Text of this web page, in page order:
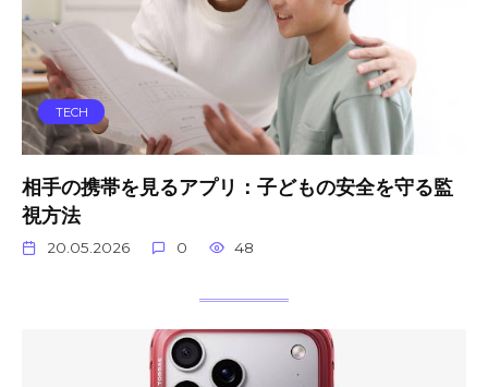
TECH
相手の携帯を見るアプリ：子どもの安全を守る監
視方法
20.05.2026 0 48